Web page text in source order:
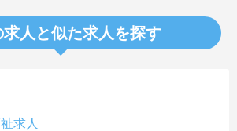
求人と似た求人を探す
求人